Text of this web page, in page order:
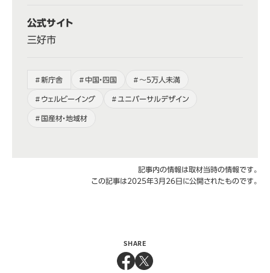
公式サイト
三好市
新庁舎 中国・四国 〜5万人未満
ウェルビーイング ユニバーサルデザイン
国産材・地域材
記事内の情報は取材当時の情報です。
この記事は2025年3月26日に公開されたものです。
SHARE